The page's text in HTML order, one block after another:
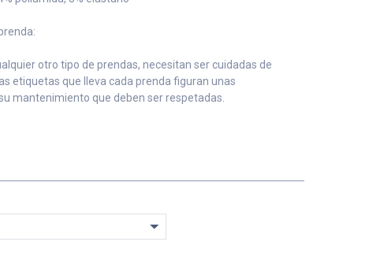
otro tipo de prendas, necesitan ser cuidadas de
etiquetas que lleva cada prenda figuran unas
mantenimiento que deben ser respetadas.